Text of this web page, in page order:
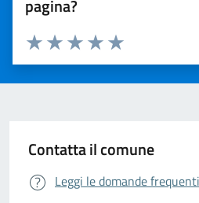
pagina?
Valuta da 1 a 5 stelle la pagina
Valuta 5 stelle
Valuta 4 stelle su 5
Valuta 3 stelle su 5
Valuta 2 stelle su 5
Valuta 1 stelle su 5
Contatta il comune
Leggi le domande frequenti